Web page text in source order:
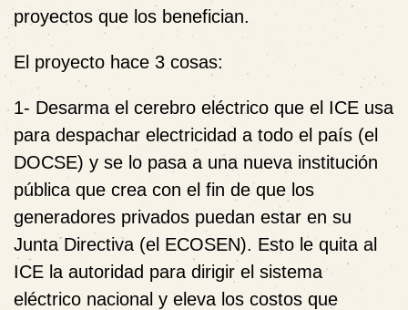
proyectos que los benefician.
El proyecto hace 3 cosas:
1- Desarma el cerebro eléctrico que el ICE usa
para despachar electricidad a todo el país (el
DOCSE) y se lo pasa a una nueva institución
pública que crea con el fin de que los
generadores privados puedan estar en su
Junta Directiva (el ECOSEN). Esto le quita al
ICE la autoridad para dirigir el sistema
eléctrico nacional y eleva los costos que